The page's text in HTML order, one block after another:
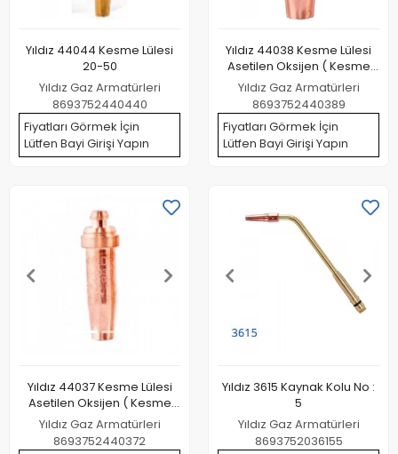
Yıldız 44044 Kesme Lülesi
20-50
Yıldız Gaz Armatürleri
8693752440440
Fiyatları Görmek İçin
Lütfen Bayi Girişi Yapın
Yıldız 44038 Kesme Lülesi
Asetilen Oksijen ( Kesme
Kapasitesi 20 50 mm )
Yıldız Gaz Armatürleri
8693752440389
Fiyatları Görmek İçin
Lütfen Bayi Girişi Yapın
Yıldız 44037 Kesme Lülesi
Asetilen Oksijen ( Kesme
Kapasitesi 3 20 mm )
Yıldız Gaz Armatürleri
8693752440372
Yıldız 3615 Kaynak Kolu No :
5
Yıldız Gaz Armatürleri
8693752036155